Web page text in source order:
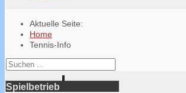
Aktuelle Seite:
Home
Tennis-Info
Spielbetrieb